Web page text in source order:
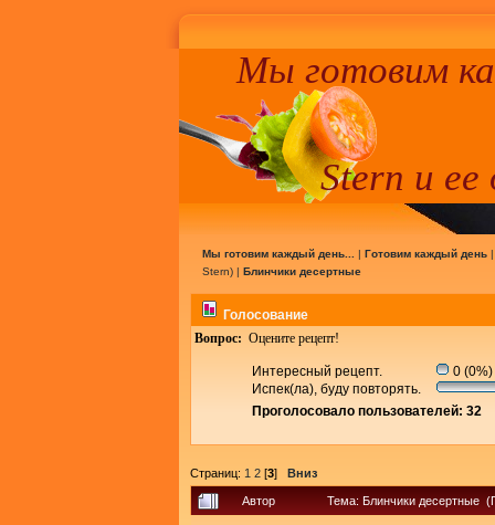
Мы готовим
Stern и ее
Мы готовим каждый день... | Готовим каждый день
Stern) | Блинчики десертные
Голосование
Вопрос: Оцените рецепт!
Интересный рецепт.
0 (0%)
Испек(ла), буду повторять.
Проголосовало пользователей: 32
Страниц: 1 2 [3] Вниз
Автор Тема: Блинчики десертные